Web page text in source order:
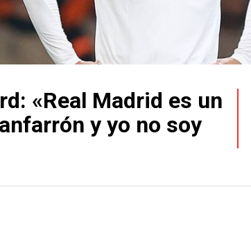
«Real Madrid es un
y yo no soy